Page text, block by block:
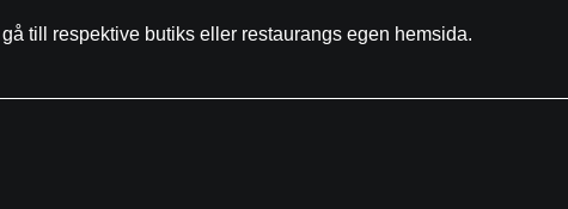
till respektive butiks eller restaurangs egen hemsida.